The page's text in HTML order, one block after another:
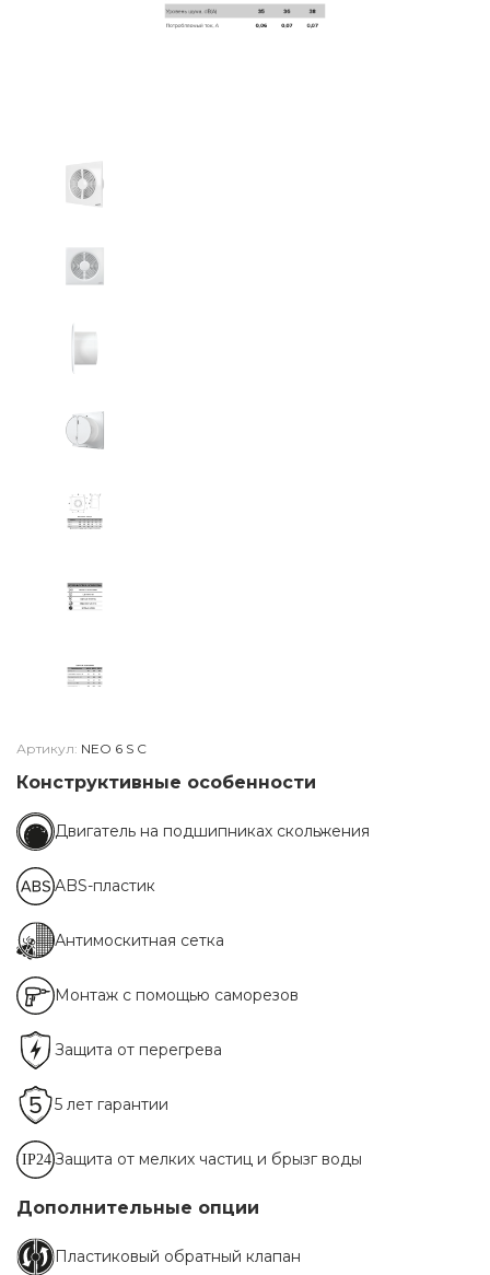
Артикул: NEO 6 S C
Конструктивные особенности
Двигатель на подшипниках скольжения
ABS-пластик
Антимоскитная сетка
Монтаж с помощью саморезов
Защита от перегрева
5 лет гарантии
Защита от мелких частиц и брызг воды
Дополнительные опции
Пластиковый обратный клапан